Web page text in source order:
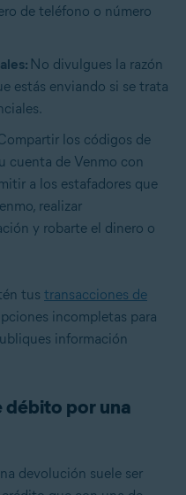
de teléfono o número
No divulgues la razón
estás enviando si se trata
los códigos de
cuenta de Venmo con
a los estafadores que
realizar
y robarte el dinero o
tus transacciones de
incompletas para
información
débito por una
devolución suele ser